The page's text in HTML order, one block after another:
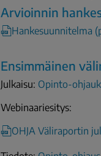
Arvioinnin
Hankesuunnitelma
Ensimmäinen
Julkaisu: Opinto-
Webinaariesitys:
OHJA Väliraportin